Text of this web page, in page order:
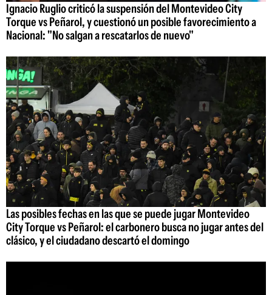
Ignacio Ruglio criticó la suspensión del Montevideo City
Torque vs Peñarol, y cuestionó un posible favorecimiento a
Nacional: "No salgan a rescatarlos de nuevo"
Las posibles fechas en las que se puede jugar Montevideo
City Torque vs Peñarol: el carbonero busca no jugar antes del
clásico, y el ciudadano descartó el domingo